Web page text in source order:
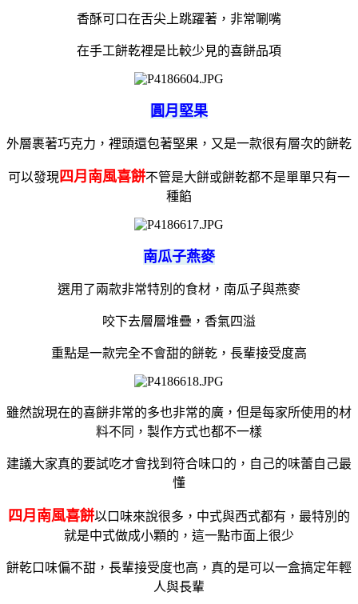
香酥可口在舌尖上跳躍著，非常唰嘴
在手工餅乾裡是比較少見的喜餅品項
圓月堅果
外層裹著巧克力，裡頭還包著堅果，又是一款很有層次的餅乾
可以發現 四月南風喜餅不管是大餅或餅乾都不是單單只有一
種餡
南瓜子燕麥
選用了兩款非常特別的食材，南瓜子與燕麥
咬下去層層堆疊，香氣四溢
重點是一款完全不會甜的餅乾，長輩接受度高
雖然說現在的喜餅非常的多也非常的廣，但是每家所使用的材
料不同， 製作方式也都不一樣
建議大家真的要試吃才會找到符合味口的，自己的味蕾自己最
懂
四月南風喜餅以口味來說很多，中式與西式都有，最特別的
就是中式做成小顆的，這一點市面上很少
餅乾口味偏不甜，長輩接受度也高，真的是可以一盒搞定年輕
人與長輩